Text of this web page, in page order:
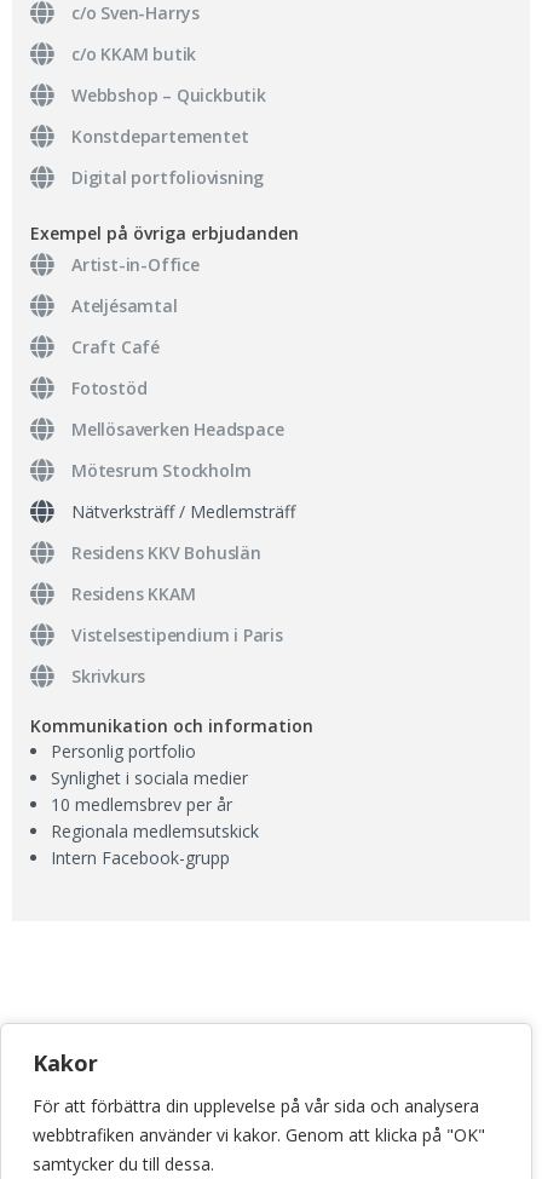
Kakor
För att förbättra din upplevelse på vår sida och analysera
webbtrafiken använder vi kakor. Genom att klicka på "OK"
samtycker du till dessa.
c/o Sven-Harrys
c/o KKAM butik
Webbshop – Quickbutik
Konstdepartementet
Digital portfoliovisning
Exempel på övriga erbjudanden
Artist-in-Office
Ateljésamtal
Craft Café
Fotostöd
Mellösaverken Headspace
Mötesrum Stockholm
Nätverksträff / Medlemsträff
Residens KKV Bohuslän
Residens KKAM
Vistelsestipendium i Paris
Skrivkurs
Kommunikation och information
Personlig portfolio
Synlighet i sociala medier
10 medlemsbrev per år
Regionala medlemsutskick
Intern Facebook-grupp
KONSTHANTVERKSCENTRUM
Bellmansgatan 5 • 118 20 Stockholm
info@konsthantverkscentrum.se
072-071 46 60